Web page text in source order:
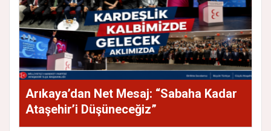
Arıkaya’dan Net Mesaj: “Sabaha Kadar
Ataşehir’i Düşüneceğiz”